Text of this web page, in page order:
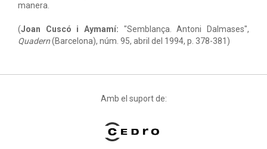
manera.
(Joan Cuscó i Aymamí: "Semblança. Antoni Dalmases",
Quadern(Barcelona), núm. 95, abril del 1994, p. 378-381)
Amb el suport de: